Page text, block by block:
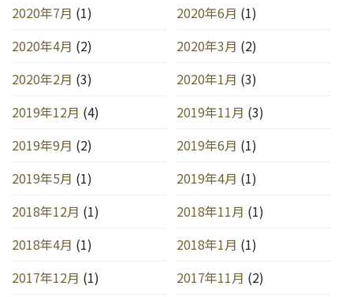
2020年7月 (1) 2020年6月 (1)
2020年4月 (2) 2020年3月 (2)
2020年2月 (3) 2020年1月 (3)
2019年12月 (4) 2019年11月 (3)
2019年9月 (2) 2019年6月 (1)
2019年5月 (1) 2019年4月 (1)
2018年12月 (1) 2018年11月 (1)
2018年4月 (1) 2018年1月 (1)
2017年12月 (1) 2017年11月 (2)